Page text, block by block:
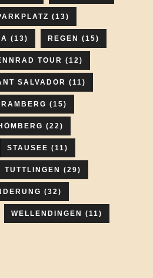
(13)
(13) REGEN (15)
TOUR (12)
SALVADOR (11)
(15)
(22)
STAUSEE (11)
TUTTLINGEN (29)
(32)
WELLENDINGEN (11)